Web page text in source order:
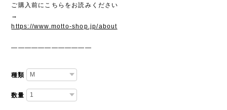
ご購入前にこちらをお読みください
→
https://www.motto-shop.jp/about
————————————
種類
数量